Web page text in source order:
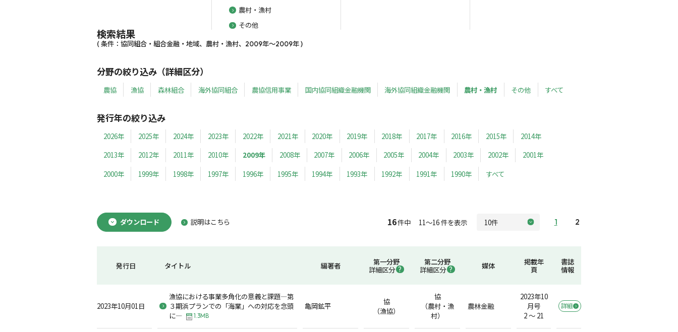
農村・漁村
その他
検索結果
( 条件：協同組合・組合金融・地域、農村・漁村、2009年～2009年 )
分野の絞り込み（詳細区分）
農協 漁協 森林組合 海外協同組合 農協信用事業 国内協同組織金融機関 海外協同組織金融機関 農村・漁村 その他 すべて
発行年の絞り込み
2026年 2025年 2024年 2023年 2022年 2021年 2020年 2019年 2018年 2017年 2016年 2015年
2014年
2013年
2012年 2011年 2010年 2009年 2008年 2007年 2006年 2005年 2004年 2003年 2002年
2001年
2000年
1999年 1998年 1997年 1996年 1995年 1994年 1993年 1992年 1991年 1990年 すべて
ダウンロード 説明はこちら 16件中 11～16 件を表示 1 2
発行日 タイトル 編著者
第一分野
詳細区分
第二分野
詳細区分
媒体
掲載年
頁
書誌
情報
2023年10月01日
漁協における事業多角化の意義と課題―第
３期浜プランでの「海業」への対応を念頭
に―
1.3MB
亀岡鉱平
協
（漁協）
協
（農村・漁
村）
農林金融
2023年10
月号
2 ～ 21
詳細